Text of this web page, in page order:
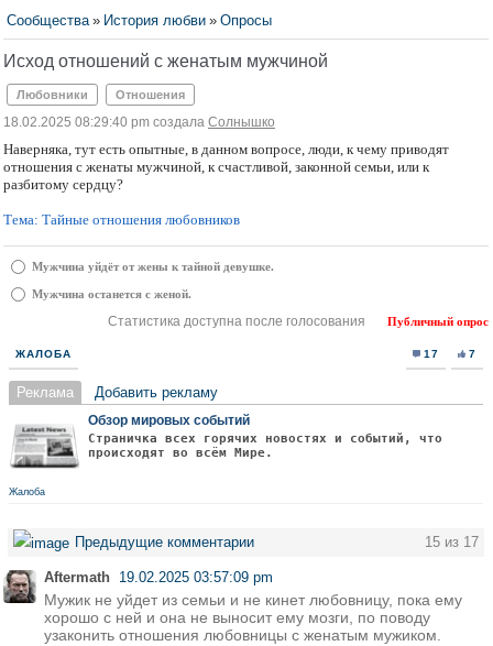
Сообщества » История любви » Опросы
Исход отношений с женатым мужчиной
Любовники Отношения
18.02.2025 08:29:40 pm создала Солнышко
Наверняка, тут есть опытные, в данном вопросе, люди, к чему приводят
отношения с женаты мужчиной, к счастливой, законной семьи, или к
разбитому сердцу?
Тема: Тайные отношения любовников
Мужчина уйдёт от жены к тайной девушке.
Мужчина останется с женой.
Статистика доступна после голосования Публичный опрос
ЖАЛОБА 17 7
Реклама Добавить рекламу
Обзор мировых событий
Страничка всех горячих новостях и событий, что
происходят во всём Мире.
Жалоба
Предыдущие комментарии 15 из 17
Aftermath 19.02.2025 03:57:09 pm
Мужик не уйдет из семьи и не кинет любовницу, пока ему
хорошо с ней и она не выносит ему мозги, по поводу
узаконить отношения любовницы с женатым мужиком.